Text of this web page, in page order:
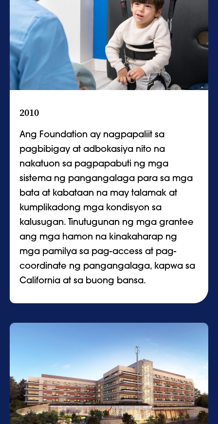
2010
Ang Foundation ay nagpapaliit sa
pagbibigay at adbokasiya nito na
nakatuon sa pagpapabuti ng mga
sistema ng pangangalaga para sa mga
bata at kabataan na may talamak at
kumplikadong mga kondisyon sa
kalusugan. Tinutugunan ng mga grantee
ang mga hamon na kinakaharap ng
mga pamilya sa pag-access at pag-
coordinate ng pangangalaga, kapwa sa
California at sa buong bansa.